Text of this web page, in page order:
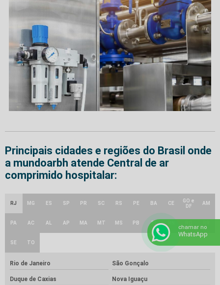
Principais cidades e regiões do Brasil onde
a mundoarbh atende Central de ar
comprimido hospitalar:
RJ MG ES SP PR SC RS PE BA CE
GO e
DF
AM
PA AC AL AP MA MT MS PB PI
SE TO
Rio de Janeiro São Gonçalo
Duque de Caxias Nova Iguaçu
chamar no
WhatsApp